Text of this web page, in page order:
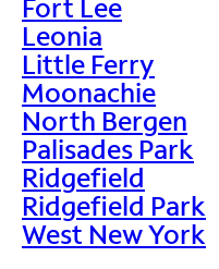
Fort Lee
Leonia
Little Ferry
Moonachie
North Bergen
Palisades Park
Ridgefield
Ridgefield Park
West New York